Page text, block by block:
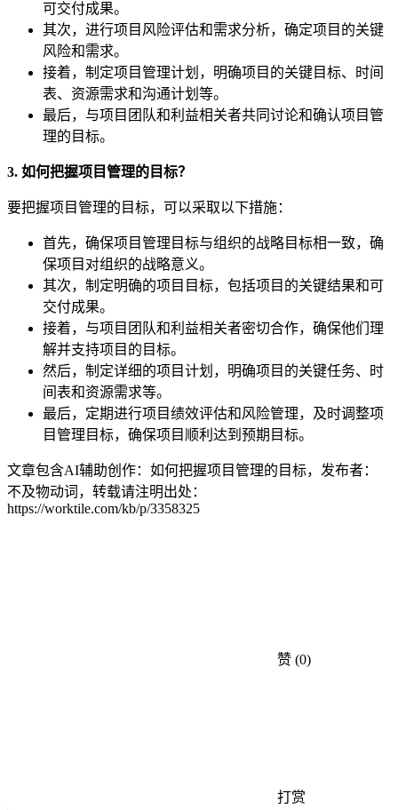
可交付成果。
其次，进行项目风险评估和需求分析，确定项目的关键
风险和需求。
接着，制定项目管理计划，明确项目的关键目标、时间
表、资源需求和沟通计划等。
最后，与项目团队和利益相关者共同讨论和确认项目管
理的目标。
3. 如何把握项目管理的目标？
要把握项目管理的目标，可以采取以下措施：
首先，确保项目管理目标与组织的战略目标相一致，确
保项目对组织的战略意义。
其次，制定明确的项目目标，包括项目的关键结果和可
交付成果。
接着，与项目团队和利益相关者密切合作，确保他们理
解并支持项目的目标。
然后，制定详细的项目计划，明确项目的关键任务、时
间表和资源需求等。
最后，定期进行项目绩效评估和风险管理，及时调整项
目管理目标，确保项目顺利达到预期目标。
文章包含AI辅助创作：如何把握项目管理的目标，发布者：
不及物动词，转载请注明出处：
https://worktile.com/kb/p/3358325
赞 (0)
打赏